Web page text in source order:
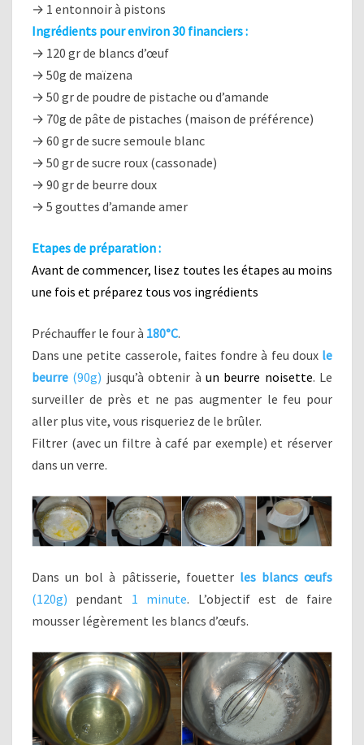
→ 1 entonnoir à pistons
Ingrédients pour environ 30 financiers :
→ 120 gr de blancs d’œuf
→ 50g de maïzena
→ 50 gr de poudre de pistache ou d’amande
→ 70g de pâte de pistaches (maison de préférence)
→ 60 gr de sucre semoule blanc
→ 50 gr de sucre roux (cassonade)
→ 90 gr de beurre doux
→ 5 gouttes d’amande amer
Etapes de préparation :
Avant de commencer, lisez toutes les étapes au moins
une fois et préparez tous vos ingrédients
Préchauffer le four à 180°C.
Dans une petite casserole, faites fondre à feu doux le
beurre (90g) jusqu’à obtenir à un beurre noisette. Le
surveiller de près et ne pas augmenter le feu pour
aller plus vite, vous risqueriez de le brûler.
Filtrer (avec un filtre à café par exemple) et réserver
dans un verre.
Dans un bol à pâtisserie, fouetter les blancs œufs
(120g) pendant 1 minute. L’objectif est de faire
mousser légèrement les blancs d’œufs.